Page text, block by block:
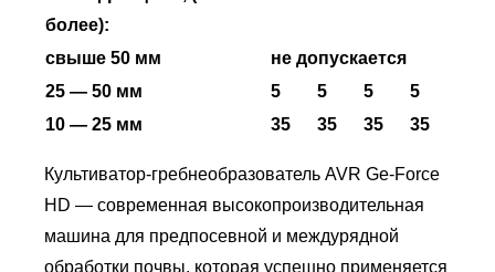
более):
свыше 50 мм
не допускается
25 — 50 мм
5 5 5
5
10 — 25 мм
35 35 35 35
Культиватор-гребнеобразователь AVR Ge-Forсe
HD — современная высокопроизводительная
машина для предпосевной и междурядной
обработки почвы, которая успешно применяется